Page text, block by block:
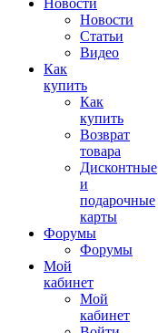
Новости
Новости
Статьи
Видео
Как
купить
Как
купить
Возврат
товара
Дисконтные
и
подарочные
карты
Форумы
Форумы
Мой
кабинет
Мой
кабинет